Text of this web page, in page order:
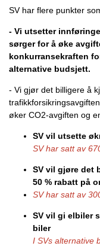
SV har flere punkter
- Vi utsetter
sørger for å øke
konkurransekraften
alternative budsjett.
- Vi gjør det billigere å
øker CO2-avgiften og
SV vil utsette
SV har satt av
SV vil gjøre det
50 % rabatt på
SV har satt av
SV vil gi elbiler
biler
I SVs alternative